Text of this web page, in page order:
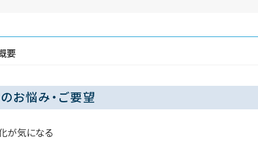
要
お悩み・ご要望
が気になる